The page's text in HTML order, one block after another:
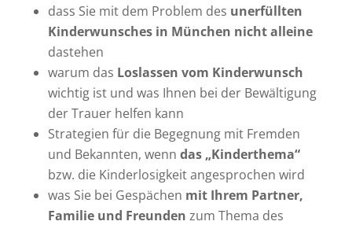
dass Sie mit dem Problem des unerfüllten
Kinderwunsches in München nicht alleine
dastehen
warum das Loslassen vom Kinderwunsch
wichtig ist und was Ihnen bei der Bewältigung
der Trauer helfen kann
Strategien für die Begegnung mit Fremden
und Bekannten, wenn das „Kinderthema“
bzw. die Kinderlosigkeit angesprochen wird
was Sie bei Gespächen mit Ihrem Partner,
Familie und Freunden zum Thema des